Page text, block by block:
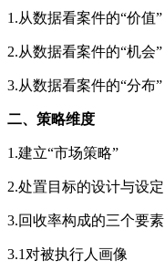
1.从数据看案件的“价值”
2.从数据看案件的“机会”
3.从数据看案件的“分布”
二、策略维度
1.建立“市场策略”
2.处置目标的设计与设定
3.回收率构成的三个要素
3.1对被执行人画像